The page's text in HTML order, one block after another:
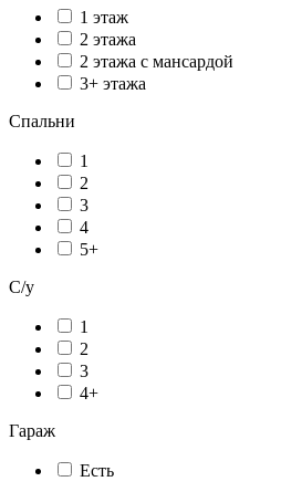
1 этаж
2 этажа
2 этажа с мансардой
3+ этажа
Спальни
1
2
3
4
5+
С/у
1
2
3
4+
Гараж
Есть